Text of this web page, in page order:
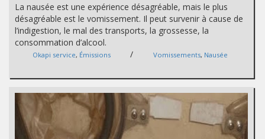
La nausée est une expérience désagréable, mais le plus
désagréable est le vomissement. Il peut survenir à cause de
l’indigestion, le mal des transports, la grossesse, la
consommation d’alcool.
Okapi service, Émissions / Vomissements, Nausée